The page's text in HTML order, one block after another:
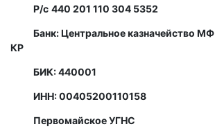
Р/с 440 201 110 304 5352
Банк: Центральное казначейство МФ
КР
БИК: 440001
ИНН: 00405200110158
Первомайское УГНС